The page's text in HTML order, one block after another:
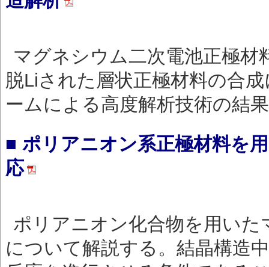
マグネシウム二次電池正極
脱Liされた層状正極材料の合
ームによる高度解析技術の結
■ ポリアニオン系正極材料を
応
ポリアニオン化合物を用い
について解説する。結晶構造